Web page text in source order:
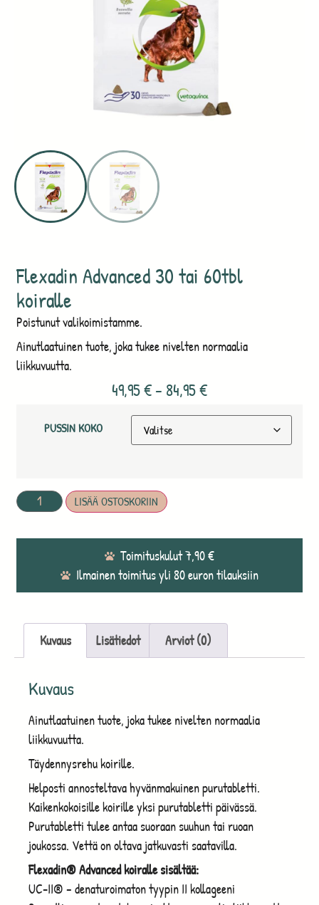
Flexadin Advanced 30 tai 60tbl
koiralle
Poistunut valikoimistamme.
Ainutlaatuinen tuote, joka tukee nivelten normaalia
liikkuvuutta.
49,95€– 84,95€
PUSSIN KOKO
LISÄÄ OSTOSKORIIN
Toimituskulut 7,90 €
Ilmainen toimitus yli 80 euron tilauksiin
Kuvaus Lisätiedot Arviot (0)
Kuvaus
Ainutlaatuinen tuote, joka tukee nivelten normaalia
liikkuvuutta.
Täydennysrehu koirille.
Helposti annosteltava hyvänmakuinen purutabletti.
Kaikenkokoisille koirille yksi purutabletti päivässä.
Purutabletti tulee antaa suoraan suuhun tai ruoan
joukossa. Vettä on oltava jatkuvasti saatavilla.
Flexadin® Advanced koiralle sisältää:
UC-II® – denaturoimaton tyypin II kollageeni